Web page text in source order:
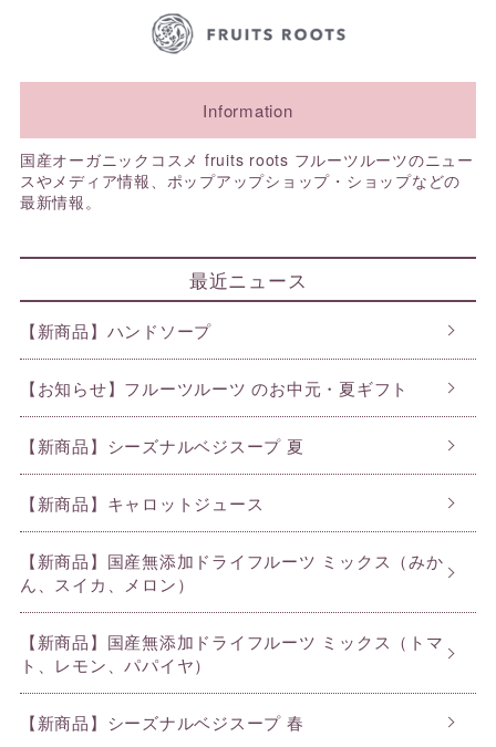
Information
国産オーガニックコスメ fruits roots フルーツルーツのニュー
スやメディア情報、ポップアップショップ・ショップなどの
最新情報。
最近ニュース
【新商品】ハンドソープ
【お知らせ】フルーツルーツ のお中元・夏ギフト
【新商品】シーズナルベジスープ 夏
【新商品】キャロットジュース
【新商品】国産無添加ドライフルーツ ミックス（みか
ん、スイカ、メロン）
【新商品】国産無添加ドライフルーツ ミックス（トマ
ト、レモン、パパイヤ）
【新商品】シーズナルベジスープ 春